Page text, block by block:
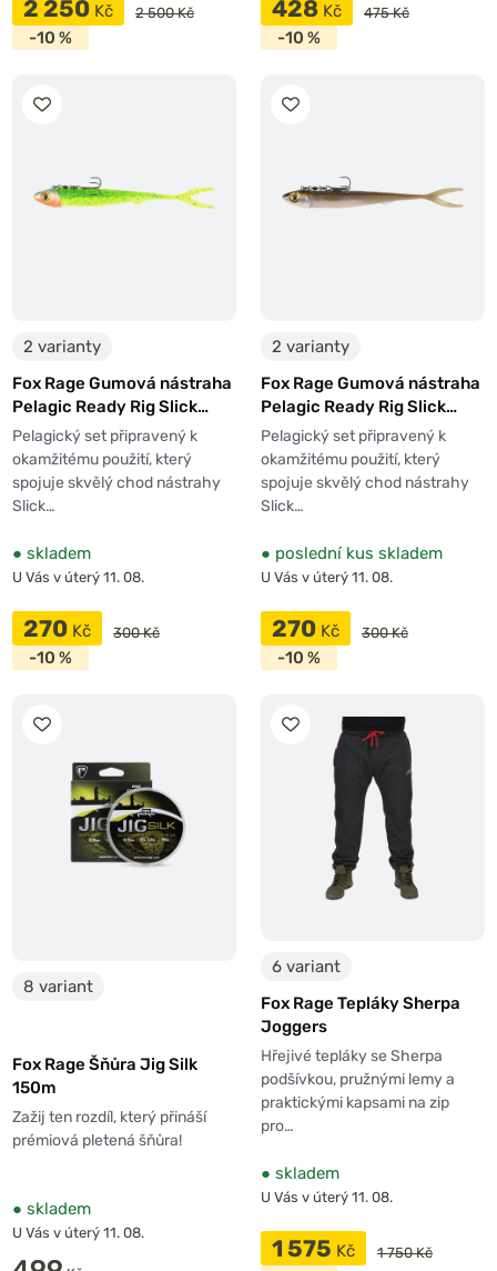
2 250 Kč 2 500 Kč
-10 %
428 Kč 475 Kč
-10 %
2 varianty
Fox Rage Gumová nástraha
Pelagic Ready Rig Slick
Finesse Lemon Tiger
Pelagický set připravený k
okamžitému použití, který
spojuje skvělý chod nástrahy
Slick…
● skladem
U Vás v úterý 11. 08.
270 Kč 300 Kč
-10 %
2 varianty
Fox Rage Gumová nástraha
Pelagic Ready Rig Slick
Finesse UV Wakasagi
Pelagický set připravený k
okamžitému použití, který
spojuje skvělý chod nástrahy
Slick…
● poslední kus skladem
U Vás v úterý 11. 08.
270 Kč 300 Kč
-10 %
8 variant
Fox Rage Šňůra Jig Silk
150m
Zažij ten rozdíl, který přináší
prémiová pletená šňůra!
● skladem
U Vás v úterý 11. 08.
6 variant
Fox Rage Tepláky Sherpa
Joggers
Hřejivé tepláky se Sherpa
podšívkou, pružnými lemy a
praktickými kapsami na zip
pro…
● skladem
U Vás v úterý 11. 08.
1 575 Kč 1 750 Kč